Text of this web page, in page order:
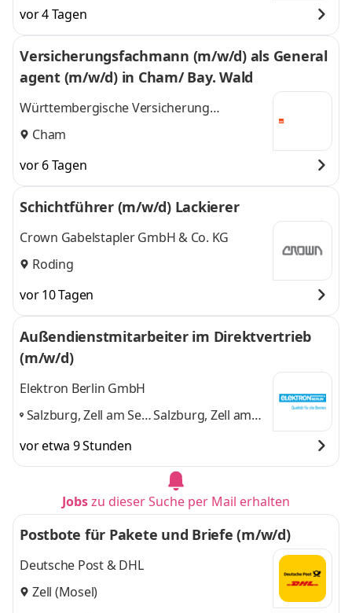
vor 4 Tagen
Versicherungsfachmann (m/w/d) als General
agent (m/w/d) in Cham/ Bay. Wald
Württembergische Versicherung
Aktiengesellschaft
Cham
vor 6 Tagen
Schichtführer (m/w/d) Lackierer
Crown Gabelstapler GmbH & Co. KG
Roding
vor 10 Tagen
Außendienstmitarbeiter im Direktvertrieb
(m/w/d)
Elektron Berlin GmbH
Salzburg, Zell am See,
i.Pongauund
Salzburg, Zell am
vor etwa 9 Stunden
Jobszu dieser Suche per Mail erhalten
Postbote für Pakete und Briefe (m/w/d)
Deutsche Post & DHL
Zell (Mosel)